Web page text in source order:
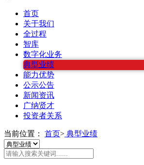
首页
关于我们
全过程
智库
数字化业务
典型业绩
能力优势
公示公告
新闻资讯
广纳贤才
投资者关系
当前位置： 首页> 典型业绩